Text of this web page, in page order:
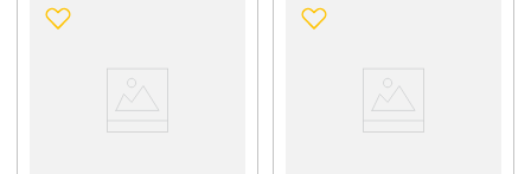
tecnologia de ponta e máxima praticidade. Com
design moderno e discreto, este modelo valoriza o
ambiente e mantém seus pertences sempre